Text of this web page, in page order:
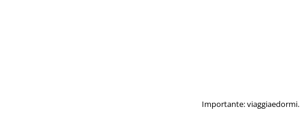
Importante: